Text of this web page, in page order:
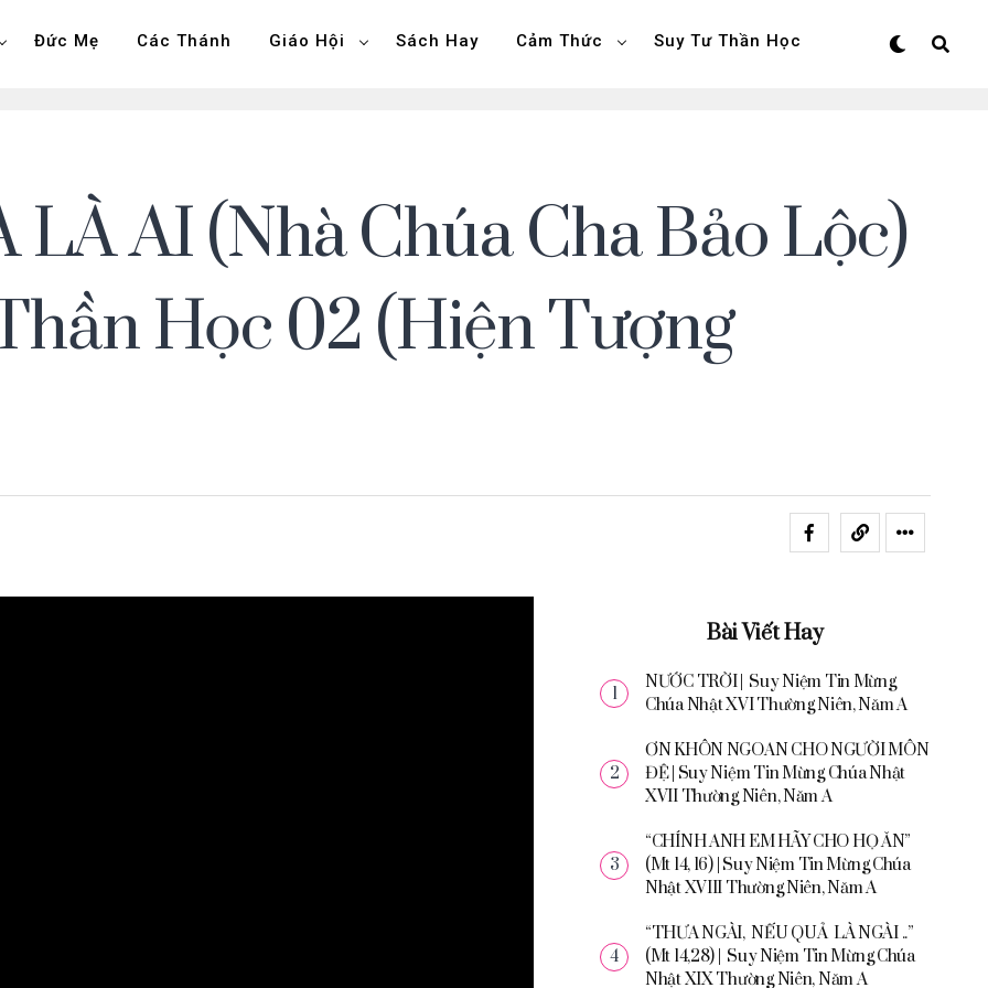
Đức Mẹ Các Thánh Giáo Hội Sách Hay Cảm Thức Suy Tư Thần Học
AI (Nhà Chúa Cha Bảo Lộc)
Học 02 (Hiện Tượng
Bài Viết Hay
NƯỚC TRỜI | Suy Niệm Tin Mừng
Chúa Nhật XVI Thường Niên, Năm A
ƠN KHÔN NGOAN CHO NGƯỜI MÔN
ĐỆ | Suy Niệm Tin Mừng Chúa Nhật
XVII Thường Niên, Năm A
“CHÍNH ANH EM HÃY CHO HỌ ĂN”
(Mt 14, 16) | Suy Niệm Tin Mừng Chúa
Nhật XVIII Thường Niên, Năm A
“THƯA NGÀI, NẾU QUẢ LÀ NGÀI ..”
(Mt 14,28) | Suy Niệm Tin Mừng Chúa
Nhật XIX Thường Niên, Năm A